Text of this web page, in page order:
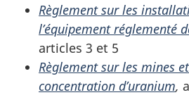
Règlement sur les
l’équipement réglementé
articles 3 et 5
Règlement sur les mines
concentration d’uranium,